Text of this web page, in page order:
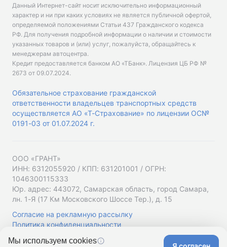
Данный Интернет-сайт носит исключительно информационный
характер и ни при каких условиях не является публичной офертой,
определяемой положениями Статьи 437 Гражданского кодекса
РФ. Для получения подробной информации о наличии и стоимости
указанных товаров и (или) услуг, пожалуйста, обращайтесь к
менеджерам автоцентра.
Кредит предоставляется банком АО «ТБанк». Лицензия ЦБ РФ №
2673 от 09.07.2024.
Обязательное страхование гражданской
ответственности владельцев транспортных средств
осуществляется АО «Т-Страхование» по лицензии ОС№
0191-03 от 01.07.2024 г.
ООО «ГРАНТ»
ИНН: 6312055920 / КПП: 631201001 / ОГРН:
1046300115333
Юр. адрес: 443072, Самарская область, город Самара,
лн. 1-Я (17 Км Московского Шоссе Тер.), д. 15
Согласие на рекламную рассылку
Политика конфиденциальности
Мы используем cookies